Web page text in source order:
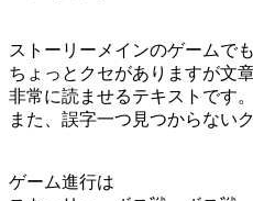
ストーリーメインのゲームで
ちょっとクセがありますが文
非常に読ませるテキストです。
また、誤字一つ見つからない
ゲーム進行は